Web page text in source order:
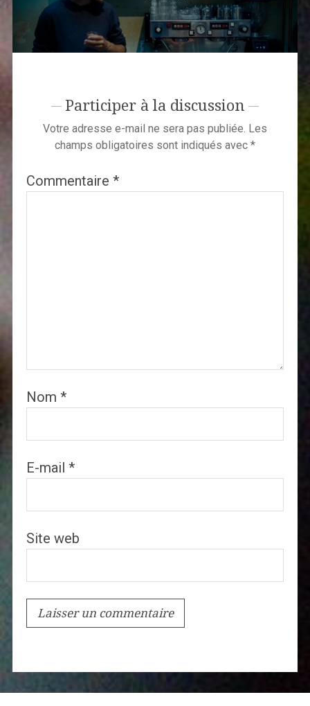
Participer à la discussion
Votre adresse e-mail ne sera pas publiée. Les
champs obligatoires sont indiqués avec *
Commentaire *
Nom *
E-mail *
Site web